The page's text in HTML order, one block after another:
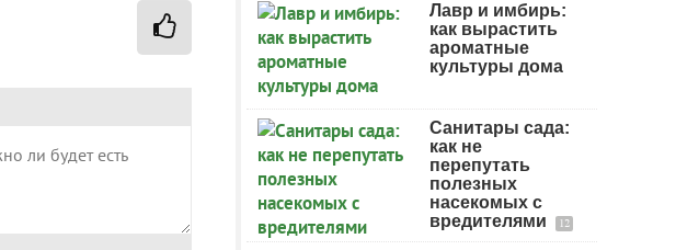
Лавр и имбирь:
как вырастить
ароматные
культуры дома
Санитары сада:
как не
перепутать
полезных
насекомых с
вредителями
12